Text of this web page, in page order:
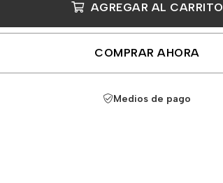
AGREGAR AL CARRITO
COMPRAR AHORA
Medios de pago